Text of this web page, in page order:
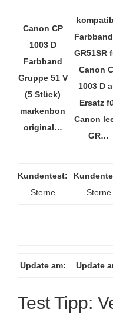
Canon CP
1003 D
Farbband
Gruppe 51 V
(5 Stück)
markenbon
original…
GR51SR
Canon
1003 D
Ersatz
Canon
GR…
Kundentest:
Sterne
Sterne
Update am: Update
Test Tipp: